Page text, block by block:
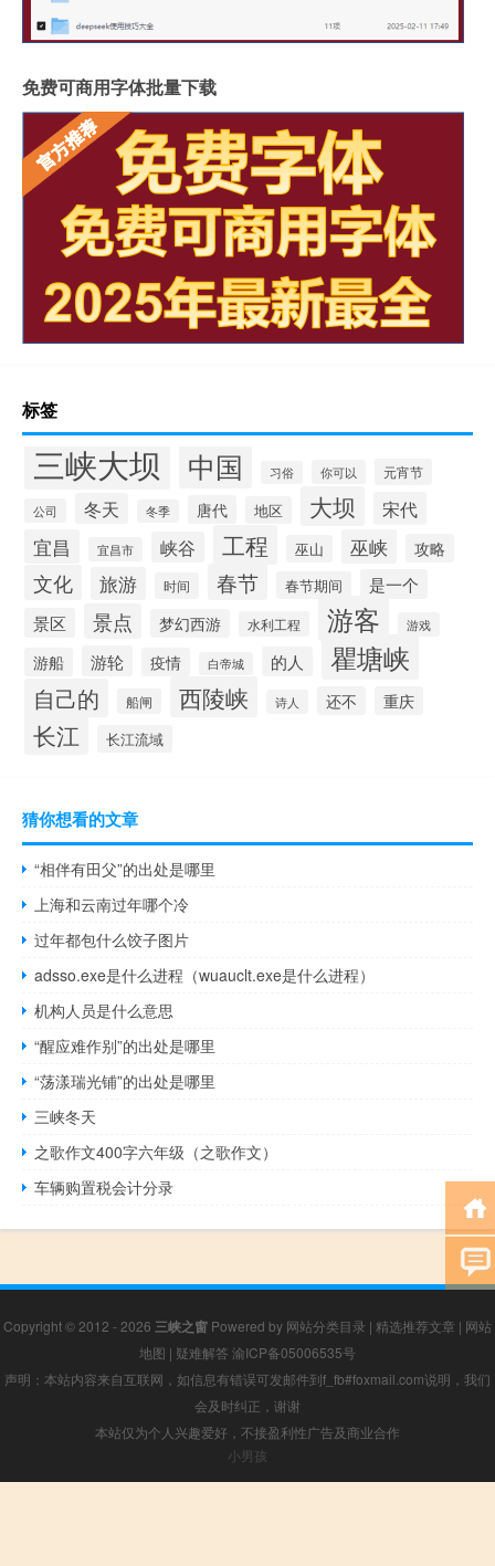
免费可商用字体批量下载
标签
三峡大坝 中国 习俗 你可以 元宵节
公司 冬天 冬季 唐代 地区 大坝 宋代
宜昌 宜昌市 峡谷 工程 巫山 巫峡 攻略
文化 旅游 时间 春节 春节期间
是一个
景区
景点 梦幻西游 水利工程 游客 游戏
游船 游轮 疫情 白帝城 的人 瞿塘峡
自己的 船闸 西陵峡 诗人 还不 重庆
长江 长江流域
猜你想看的文章
“相伴有田父”的出处是哪里
上海和云南过年哪个冷
过年都包什么饺子图片
adsso.exe是什么进程（wuauclt.exe是什么进程）
机构人员是什么意思
“醒应难作别”的出处是哪里
“荡漾瑞光铺”的出处是哪里
三峡冬天
之歌作文400字六年级（之歌作文）
车辆购置税会计分录
Copyright © 2012 - 2026 三峡之窗 Powered by 网站分类目录 | 精选推荐文章 | 网站
地图 | 疑难解答 渝ICP备05006535号
声明：本站内容来自互联网，如信息有错误可发邮件到f_fb#foxmail.com说明，我们
会及时纠正，谢谢
本站仅为个人兴趣爱好，不接盈利性广告及商业合作
小男孩